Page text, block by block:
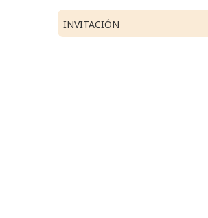
INVITACIÓN